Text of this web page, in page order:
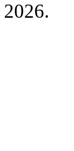
2026.